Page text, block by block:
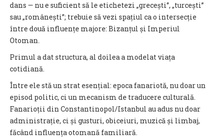
COTATII BVB
dans — nu e suficient să le etichetezi „grecești”, „turcești”
sau „românești”; trebuie să vezi spațiul ca o intersecție
între două influențe majore: Bizanțul și Imperiul
Otoman.
Primul a dat structura, al doilea a modelat viața
cotidiană.
Între ele stă un strat esențial: epoca fanariotă, nu doar un
episod politic, ci un mecanism de traducere culturală.
Fanarioții din Constantinopol/Istanbul au adus nu doar
administrație, ci și gusturi, obiceiuri, muzică și limbaj,
făcând influența otomană familiară.